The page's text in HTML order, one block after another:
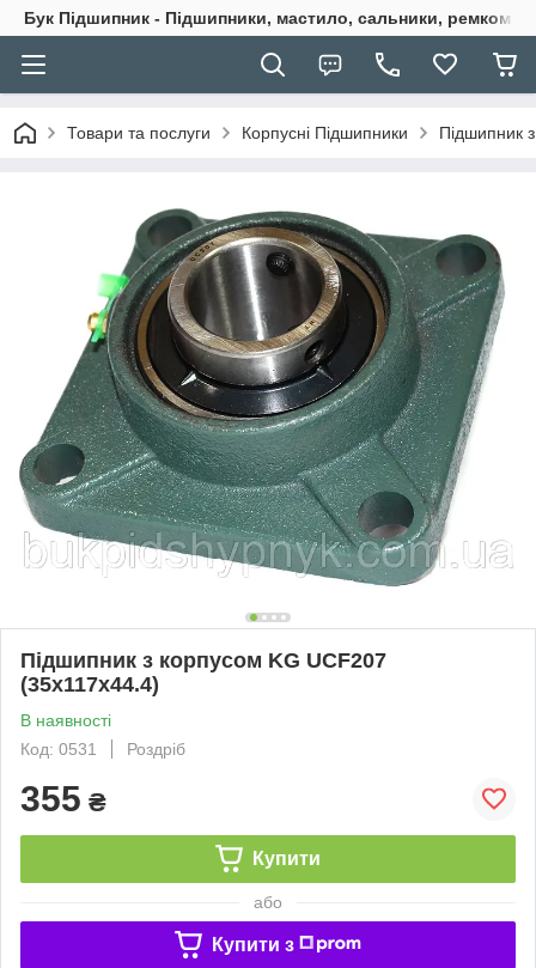
Бук Підшипник - Підшипники, мастило, сальники,
Товари та послуги Корпусні Підшипники Підшипник
Підшипник з корпусом KG UCF207
(35x117x44.4)
В наявності
Код: 0531
Роздріб
355 ₴
Купити
або
Купити з